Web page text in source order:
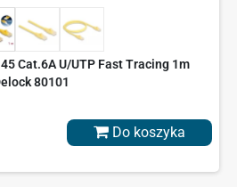
Cat.6A U/UTP Fast Tracing 1m
80101
Do koszyka